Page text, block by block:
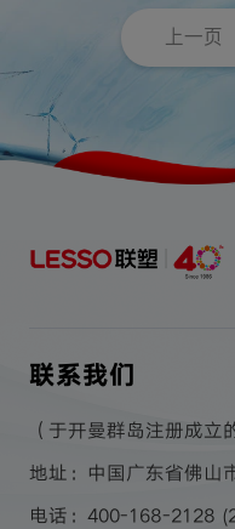
上一页
联系我们
（于开曼群岛注册成立
地址：中国广东省佛山
电话：400-168-2128